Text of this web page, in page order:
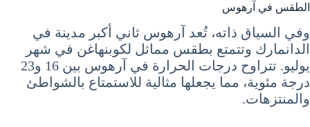
الطقس في آرهوس
وفي السياق ذاته، تُعد آرهوس ثاني أكبر مدينة في
الدانمارك وتتمتع بطقس مماثل لكوبنهاغن في شهر
يوليو. تتراوح درجات الحرارة في آرهوس بين 16 و23
درجة مئوية، مما يجعلها مثالية للاستمتاع بالشواطئ
والمنتزهات.